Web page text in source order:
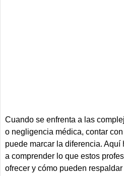
Cuando se enfrenta a las
o negligencia médica, contar
puede marcar la diferencia.
a comprender lo que estos
ofrecer y cómo pueden respaldar